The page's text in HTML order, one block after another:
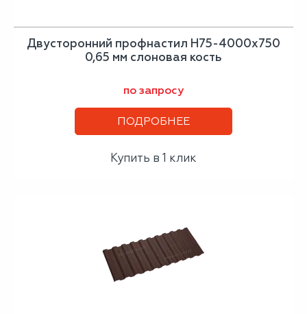
Двусторонний профнастил Н75-4000х750
0,65 мм слоновая кость
по запросу
ПОДРОБНЕЕ
Купить в 1 клик